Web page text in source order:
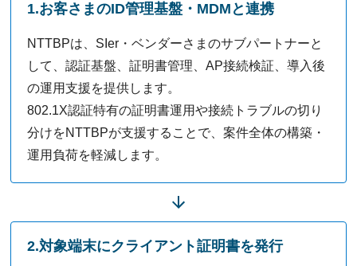
1.お客さまのID管理基盤・MDMと連携
NTTBPは、SIer・ベンダーさまのサブパートナーと
して、認証基盤、証明書管理、AP接続検証、導入後
の運用支援を提供します。
802.1X認証特有の証明書運用や接続トラブルの切り
分けをNTTBPが支援することで、案件全体の構築・
運用負荷を軽減します。
2.対象端末にクライアント証明書を発行